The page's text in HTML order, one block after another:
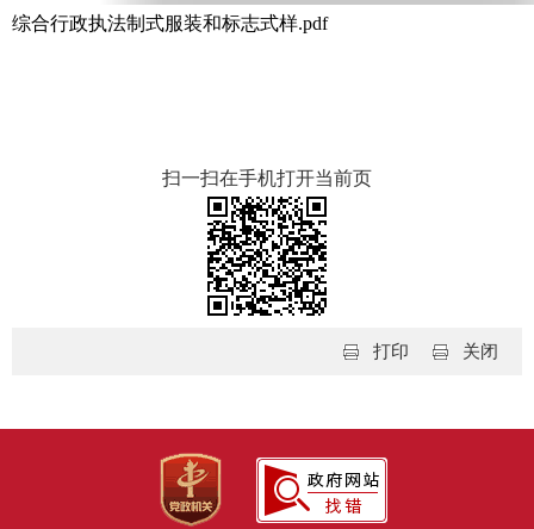
综合行政执法制式服装和标志式样.pdf
扫一扫在手机打开当前页
关闭
打印